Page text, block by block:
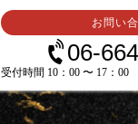
お問い
06-
受付時間 10：00 〜 17：00